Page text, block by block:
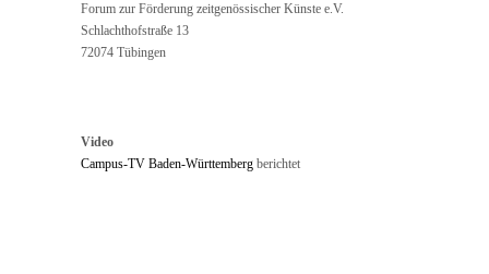
Forum zur Förderung zeitgenössischer Künste e.V.
Schlachthofstraße 13
72074 Tübingen
Video
Campus-TV Baden-Württemberg berichtet